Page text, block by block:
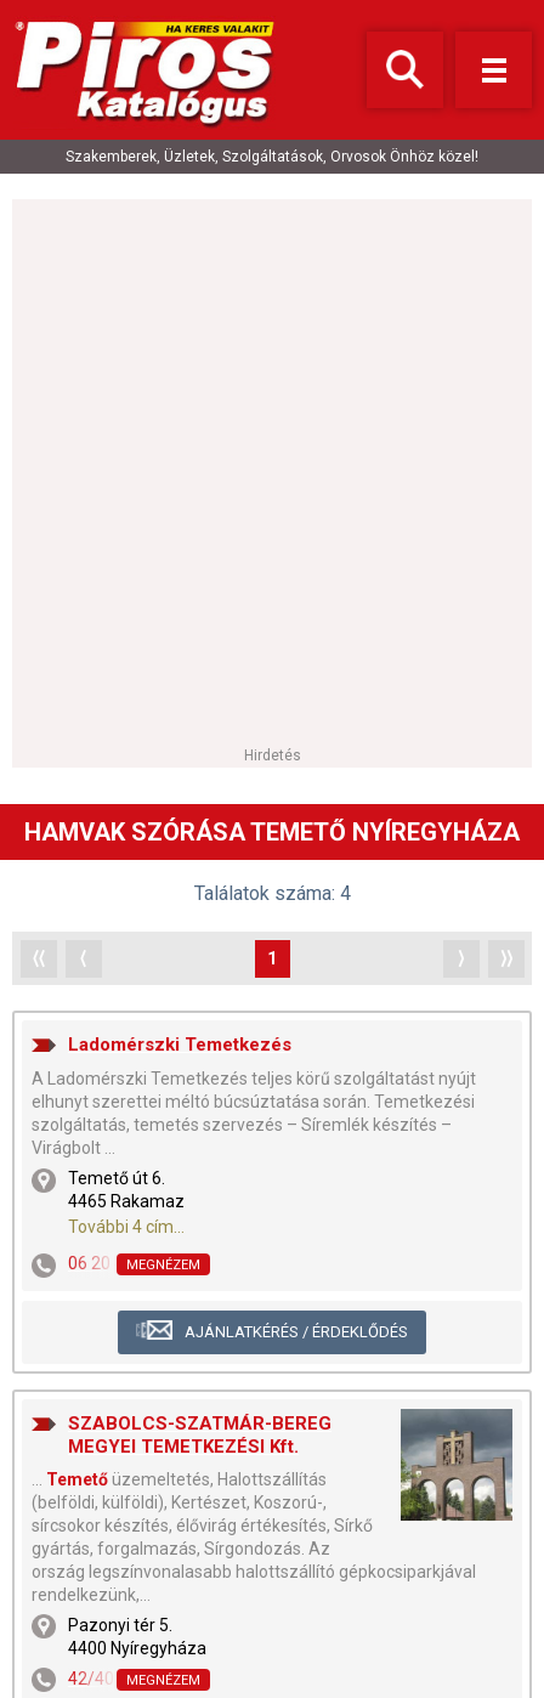
Szakemberek, Üzletek, Szolgáltatások, Orvosok Önhöz közel!
Hirdetés
HAMVAK SZÓRÁSA TEMETŐ NYÍREGYHÁZA
Találatok száma: 4
⟨⟨ ⟨ 1 ⟩ ⟩⟩
Ladomérszki Temetkezés
A Ladomérszki Temetkezés teljes körű szolgáltatást nyújt
elhunyt szerettei méltó búcsúztatása során. Temetkezési
szolgáltatás, temetés szervezés – Síremlék készítés –
Virágbolt ...
Temető út 6.
4465 Rakamaz
További 4 cím...
06 20 471-6092
MEGNÉZEM
AJÁNLATKÉRÉS / ÉRDEKLŐDÉS
SZABOLCS-SZATMÁR-BEREG
MEGYEI TEMETKEZÉSI Kft.
Temetőüzemeltetés, Halottszállítás
(belföldi, külföldi), Kertészet, Koszorú-,
sírcsokor készítés, élővirág értékesítés, Sírkő
gyártás, forgalmazás, Sírgondozás. Az
ország legszínvonalasabb halottszállító gépkocsiparkjával
rendelkezünk,...
Pazonyi tér 5.
4400 Nyíregyháza
42/408-414MEGNÉZEM